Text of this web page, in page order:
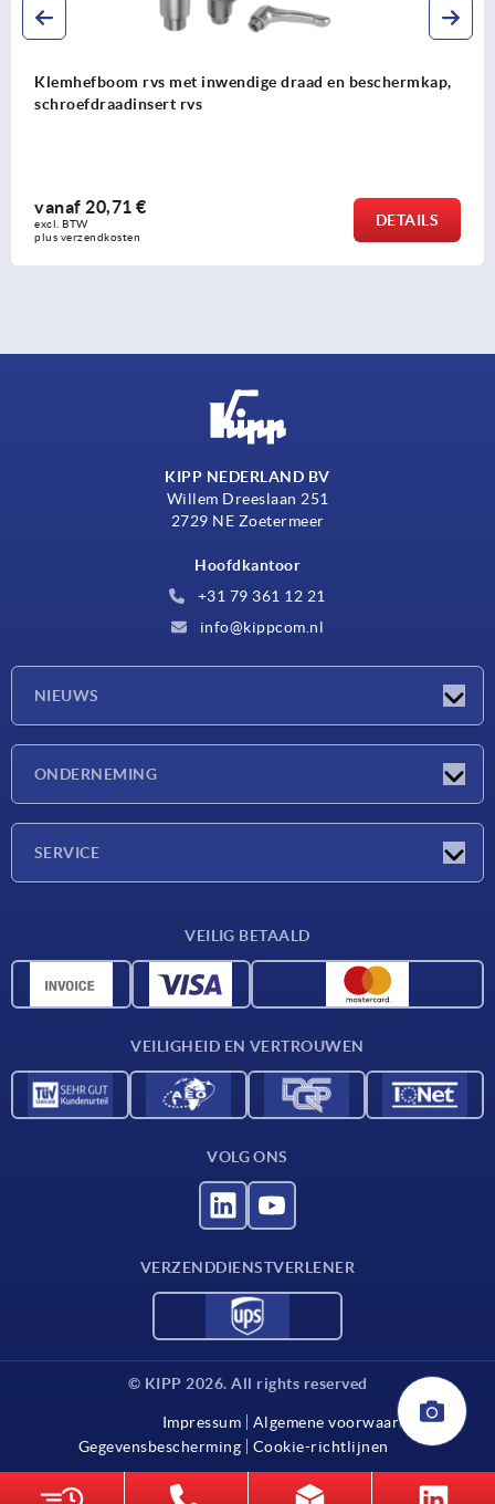
Klemhefboom zinkspuitgietwerk met buitendraad en
beschermkap, zijdemat zuiver oranje,
vanaf
plus verzendkosten
KIPP NEDERLAND BV
Willem Dreeslaan 251
2729 NE Zoetermeer
Hoofdkantoor
+31 79 361 12 21
info@kippcom.nl
NIEUWS
ONDERNEMING
SERVICE
CAD-gegevens
VEILIG BETAALD
VEILIGHEID EN VERTROUWEN
VOLG ONS
VERZENDDIENSTVERLENER
© KIPP 2026. All rights reserved
Impressum
Algemene voorwaarden
Gegevensbescherming
Cookie-richtlijnen